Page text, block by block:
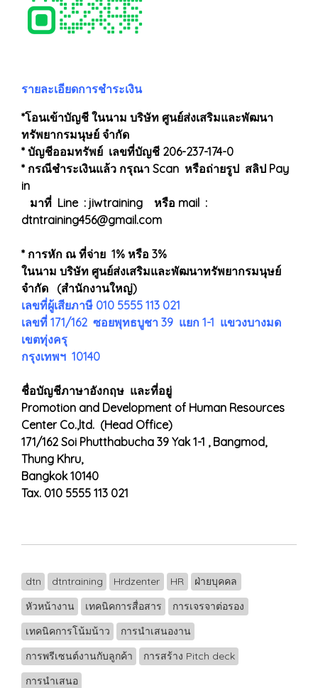
รายละเอียดการชำระเงิน
*โอนเข้าบัญชี ในนาม บริษัท ศูนย์ส่งเสริมและพัฒนา
ทรัพยากรมนุษย์ จำกัด
* บัญชีออมทรัพย์ เลขที่บัญชี 206-237-174-0
* กรณีชำระเงินแล้ว กรุณา Scan หรือถ่ายรูป สลิป Pay
in
มาที่ Line : jiwtraining หรือ mail :
dtntraining456@gmail.com
* การหัก ณ ที่จ่าย 1% หรือ 3%
ในนาม บริษัท ศูนย์ส่งเสริมและพัฒนาทรัพยากรมนุษย์
จำกัด (สำนักงานใหญ่)
เลขที่ผู้เสียภาษี 010 5555 113 021
เลขที่ 171/162 ซอยพุทธบูชา 39 แยก 1-1 แขวงบางมด
เขตทุ่งครุ
กรุงเทพฯ 10140
ชื่อบัญชีภาษาอังกฤษ และที่อยู่
Promotion and Development of Human Resources
Center Co.,ltd. (Head Office)
171/162 Soi Phutthabucha 39 Yak 1-1 , Bangmod,
Thung Khru,
Bangkok 10140
Tax. 010 5555 113 021
dtn dtntraining Hrdzenter HR
ฝ่ายบุคคล
หัวหน้างาน
เทคนิคการสื่อสาร
การเจรจาต่อรอง
เทคนิคการโน้มน้าว
การนำเสนองาน
การพรีเซนต์งานกับลูกค้า
การสร้าง Pitch deck
การนำเสนอ